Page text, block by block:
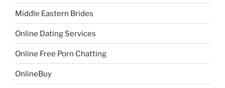
Middle Eastern Brides
Online Dating Services
Online Free Porn Chatting
OnlineBuy